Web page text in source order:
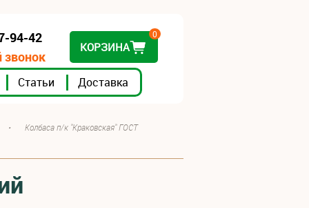
Статьи Доставка
94-42
КОРЗИНА
0
• Колбаса п/к "Краковская" ГОСТ